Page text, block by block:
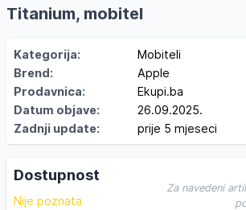
Titanium, mobitel
Kategorija:
Mobiteli
Brend:
Apple
Prodavnica:
Ekupi.ba
Datum objave:
26.09.2025.
Zadnji update:
prije 5 mjeseci
Dostupnost
Nije poznata
Za navedeni